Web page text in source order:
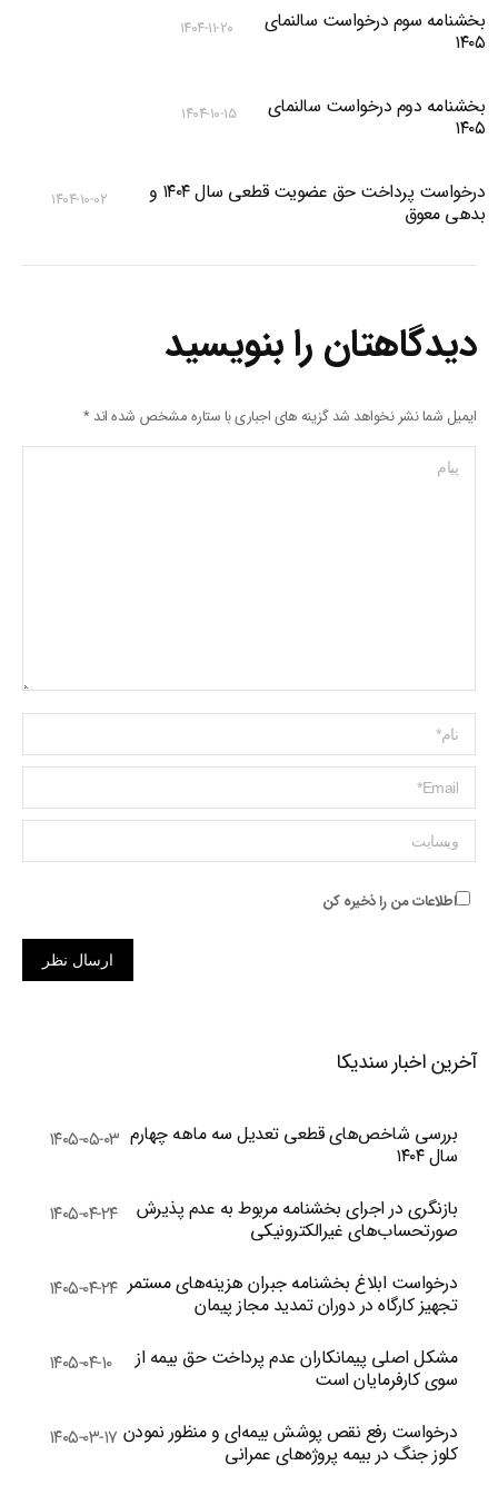
بخشنامه سوم درخواست سالنمای
۱۴۰۵
۱۴۰۴-۱۱-۲۰
بخشنامه دوم درخواست سالنمای
۱۴۰۵
۱۴۰۴-۱۰-۱۵
درخواست پرداخت حق عضویت قطعی سال ۱۴۰۴ و
بدهی معوق
۱۴۰۴-۱۰-۰۲
دیدگاهتان را بنویسید
ایمیل شما نشر نخواهد شد گزینه های اجباری با ستاره مشخص شده اند*
پیام
Name *
ایمیل *
وبسایت
اطلاعات من را ذخیره کن
ارسال نظر
آخرین اخبار سندیکا
بررسی شاخص‌های قطعی تعدیل سه ماهه چهارم
سال ۱۴۰۴
۱۴۰۵-۰۵-۰۳
بازنگری در اجرای بخشنامه مربوط به عدم پذیرش
صورتحساب‌های غیرالکترونیکی
۱۴۰۵-۰۴-۲۴
درخواست ابلاغ بخشنامه جبران هزینه‌های مستمر
تجهیز کارگاه در دوران تمدید مجاز پیمان
۱۴۰۵-۰۴-۲۴
مشکل اصلی پیمانکاران عدم پرداخت حق بیمه از
سوی کارفرمایان است
۱۴۰۵-۰۴-۱۰
درخواست رفع نقص پوشش بیمه‌ای و منظور نمودن
کلوز جنگ در بیمه پروژه‌های عمرانی
۱۴۰۵-۰۳-۱۷